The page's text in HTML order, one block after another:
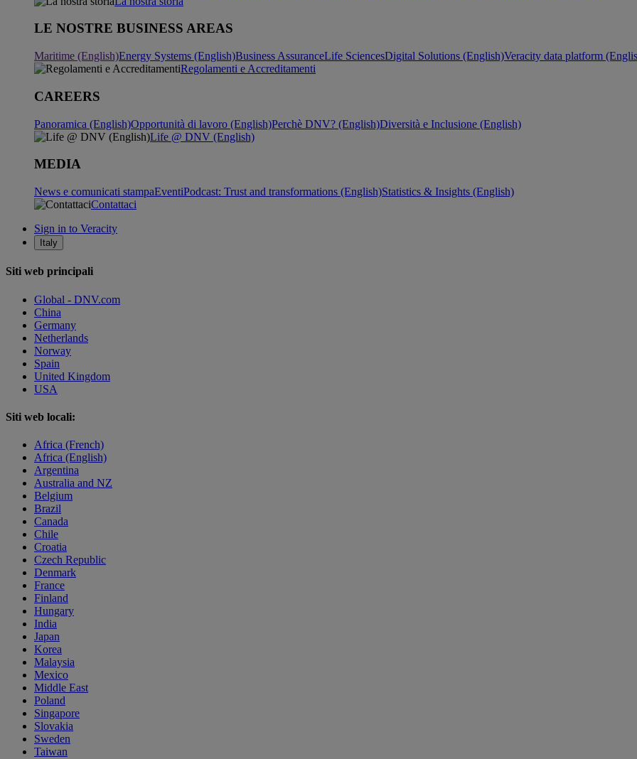
LE NOSTRE BUSINESS AREAS
Maritime (English)Energy Systems (English)Business AssuranceLife SciencesDigital Solutions (English)Veracity data platform
Regolamenti e Accreditamenti
CAREERS
Panoramica (English)Opportunità di lavoro (English)Perchè DNV? (English)Diversità e Inclusione (English)
Life @ DNV (English)
MEDIA
News e comunicati stampaEventiPodcast: Trust and transformations (English)Statistics & Insights (English)
Contattaci
Sign in to Veracity
Italy
Siti web principali
Global - DNV.com
China
Germany
Netherlands
Norway
Spain
United Kingdom
USA
Siti web locali:
Africa (French)
Africa (English)
Argentina
Australia and NZ
Belgium
Brazil
Canada
Chile
Croatia
Czech Republic
Denmark
France
Finland
Hungary
India
Japan
Korea
Malaysia
Mexico
Middle East
Poland
Singapore
Slovakia
Sweden
Taiwan